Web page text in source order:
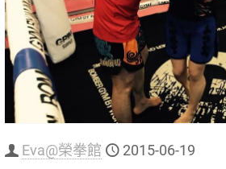
Eva@榮拳館 2015-06-19